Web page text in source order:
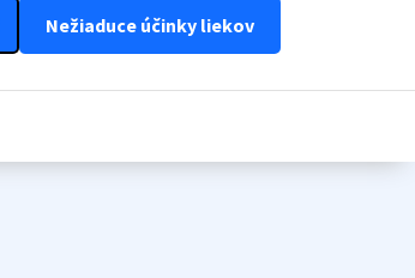
Nežiaduce účinky liekov